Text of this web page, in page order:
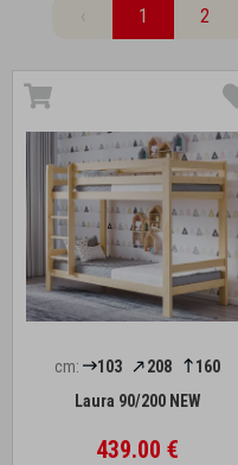
‹ 1 2
cm: 103 208
160
Laura 90/200 NEW
439.00 €